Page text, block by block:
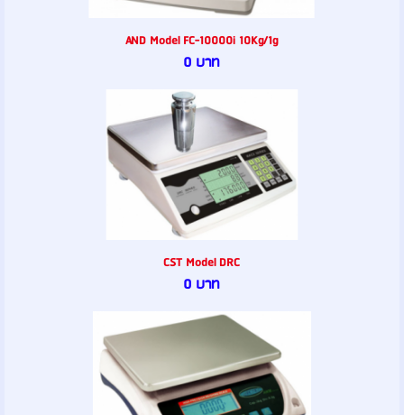
AND Model FC-10000i 10Kg/1g
0 บาท
CST Model DRC
0 บาท